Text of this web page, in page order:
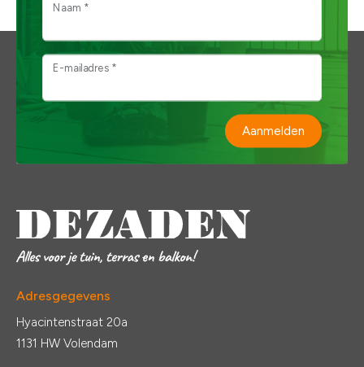
Naam *
E-mailadres *
Aanmelden
Adresgegevens
Hyacintenstraat 20a
1131 HW Volendam